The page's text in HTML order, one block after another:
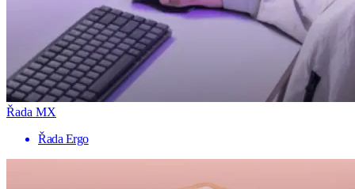
Řada MX
Řada Ergo